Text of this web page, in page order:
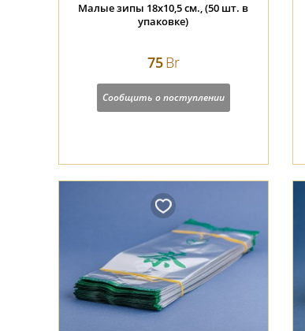
Малые зипы 18х10,5 см., (50 шт. в
упаковке)
75Br
Сообщить о поступлении